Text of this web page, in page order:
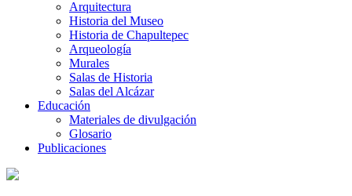
Arquitectura
Historia del Museo
Historia de Chapultepec
Arqueología
Murales
Salas de Historia
Salas del Alcázar
Educación
Materiales de divulgación
Glosario
Publicaciones